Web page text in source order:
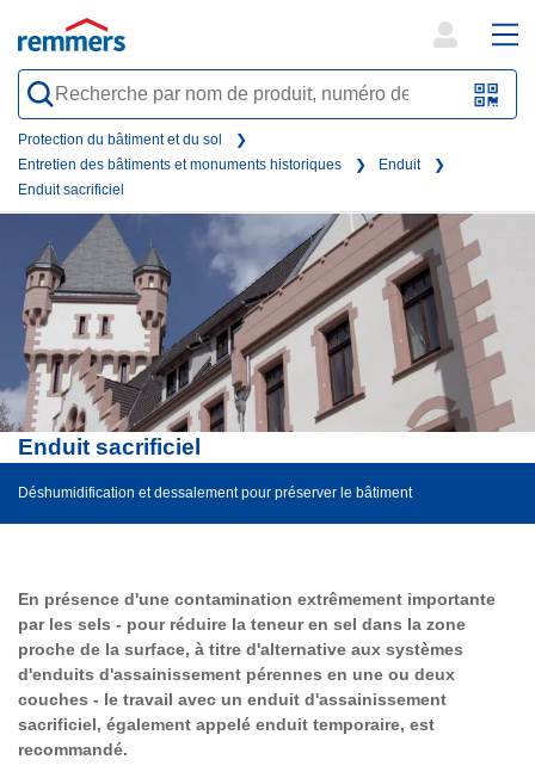
QR-
search
form
Protection du bâtiment et du sol
Entretien des bâtiments et monuments historiques
Enduit
Enduit sacrificiel
Enduit sacrificiel
Déshumidification et dessalement pour préserver le bâtiment
En présence d'une contamination extrêmement importante
par les sels - pour réduire la teneur en sel dans la zone
proche de la surface, à titre d'alternative aux systèmes
d'enduits d'assainissement pérennes en une ou deux
couches - le travail avec un enduit d'assainissement
sacrificiel, également appelé enduit temporaire, est
recommandé.